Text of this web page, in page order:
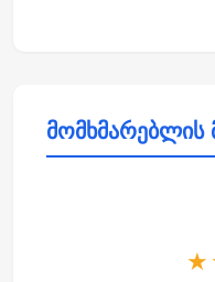
მომხმარებლის